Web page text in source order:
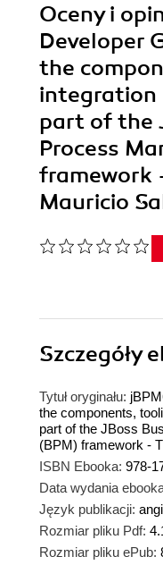
Oceny i
Developer
the
integration
part of the
Process
framework
Mauricio
Szczegóły
Tytuł oryginału:
the components,
part of the JBoss
(BPM) framework -
ISBN Ebooka: 978-
Data wydania
Język publikacji:
Rozmiar pliku Pdf:
Rozmiar pliku ePub: